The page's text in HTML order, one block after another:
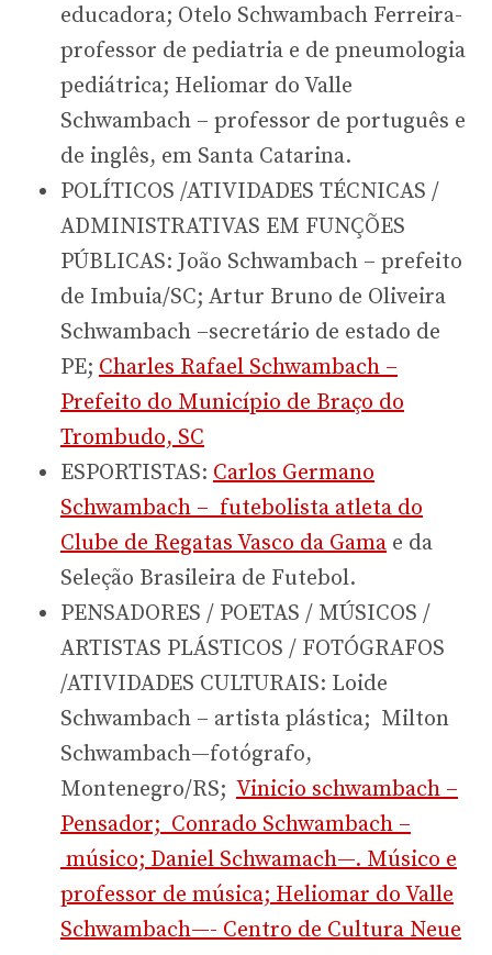
educadora; Otelo Schwambach Ferreira-
professor de pediatria e de pneumologia
pediátrica; Heliomar do Valle
Schwambach – professor de português e
de inglês, em Santa Catarina.
POLÍTICOS /ATIVIDADES TÉCNICAS /
ADMINISTRATIVAS EM FUNÇÕES
PÚBLICAS: João Schwambach – prefeito
de Imbuia/SC; Artur Bruno de Oliveira
Schwambach –secretário de estado de
PE; Charles Rafael Schwambach –
Prefeito do Município de Braço do
Trombudo, SC
ESPORTISTAS: Carlos Germano
Schwambach – futebolista atleta do
Clube de Regatas Vasco da Gama e da
Seleção Brasileira de Futebol.
PENSADORES / POETAS / MÚSICOS /
ARTISTAS PLÁSTICOS / FOTÓGRAFOS
/ATIVIDADES CULTURAIS: Loide
Schwambach – artista plástica; Milton
Schwambach—fotógrafo,
Montenegro/RS; Vinicio schwambach –
Pensador; Conrado Schwambach –
músico; Daniel Schwamach—. Músico e
professor de música; Heliomar do Valle
Schwambach—- Centro de Cultura Neue